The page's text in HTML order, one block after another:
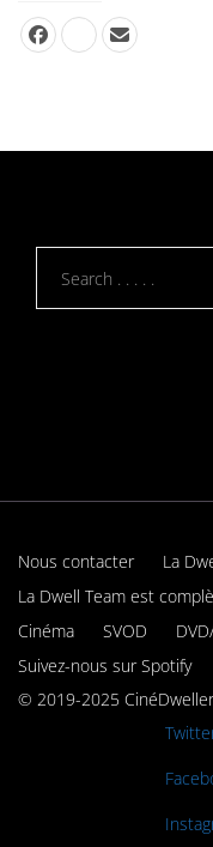
Nous contacter
La
La Dwell Team est
Cinéma
SVOD
Suivez-nous sur Spotify
© 2019-2025